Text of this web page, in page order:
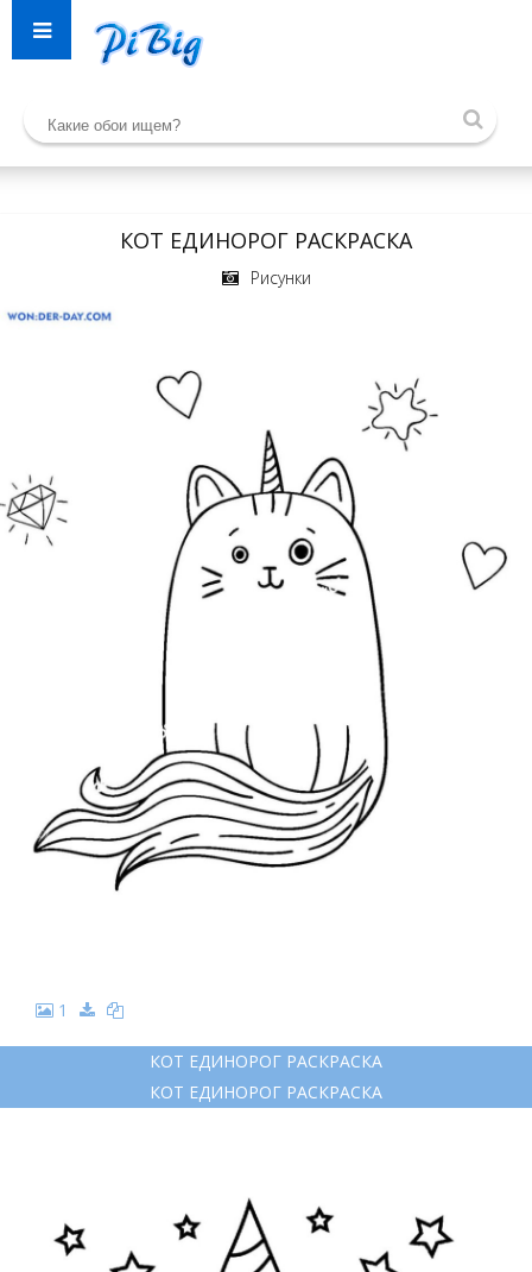
КОТ ЕДИНОРОГ РАСКРАСКА
Рисунки
1
КОТ ЕДИНОРОГ РАСКРАСКА
КОТ ЕДИНОРОГ РАСКРАСКА